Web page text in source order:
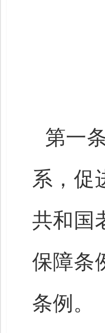
第一
系，促
共和国
保障条
条例。